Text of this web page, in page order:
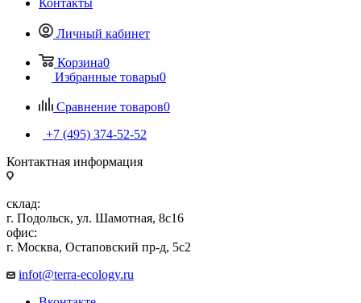
Контакты
Личный кабинет
Корзина0
Избранные товары0
Сравнение товаров0
+7 (495) 374-52-52
Контактная информация
склад:
г. Подольск, ул. Шамотная, 8с16
офис:
г. Москва, Остаповский пр-д, 5с2
infot@terra-ecology.ru